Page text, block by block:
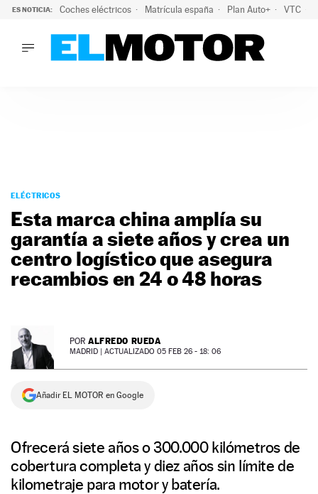
ES NOTICIA: Coches eléctricos Matrícula españa Plan Auto+ VTC
PODCAST
MOTOS
TECNOLOGÍA
SUPERCOCHES
NEWSLETTER
ELÉCTRICOS
Esta marca china amplía su
garantía a siete años y crea un
centro logístico que asegura
recambios en 24 o 48 horas
POR ALFREDO RUEDA
MADRID | ACTUALIZADO 05 FEB 26 - 18: 06
Añadir EL MOTOR en Google
Ofrecerá siete años o 300.000 kilómetros de
cobertura completa y diez años sin límite de
kilometraje para motor y batería.